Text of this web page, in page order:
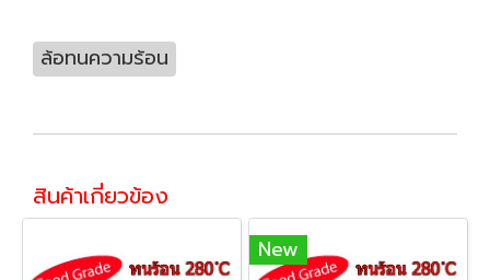
ล้อทนความร้อน
สินค้าเกี่ยวข้อง
New